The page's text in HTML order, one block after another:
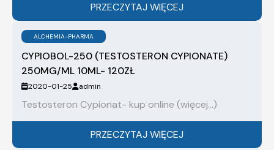
PRZECZYTAJ WIĘCEJ
ALCHEMIA-PHARMA
CYPIOBOL-250 (TESTOSTERON CYPIONATE)
250MG/ML 10ML- 120ZŁ
2020-01-25 admin
Testosteron Cypionat- kup online (więcej…)
PRZECZYTAJ WIĘCEJ